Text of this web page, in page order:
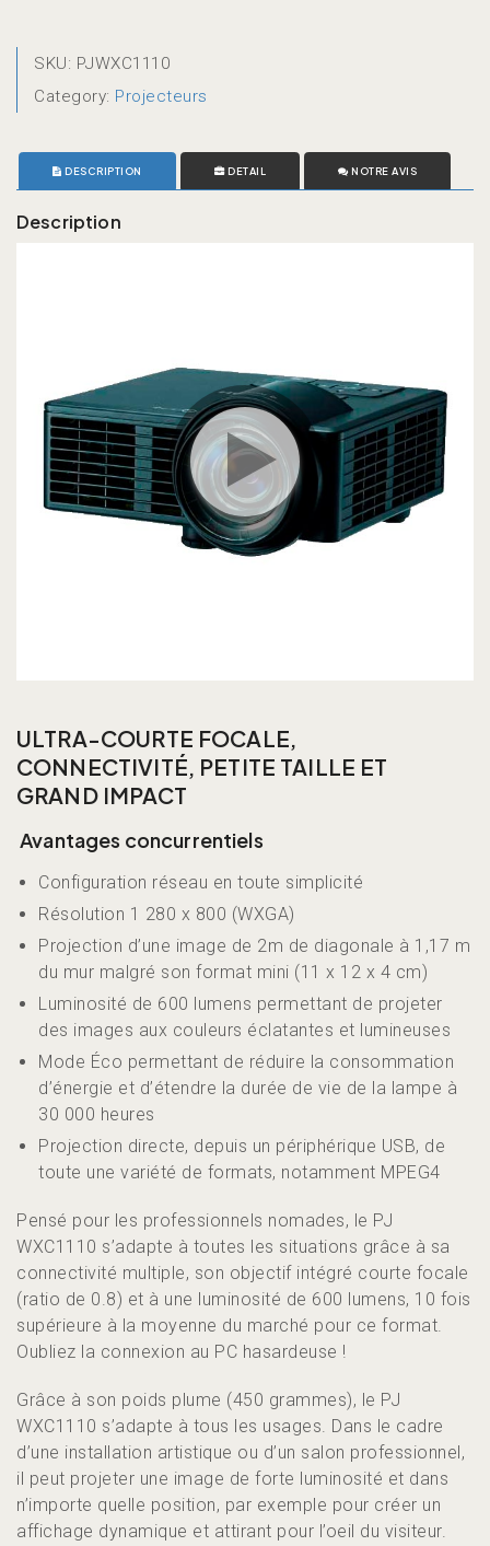
SKU: PJWXC1110
Category: Projecteurs
DESCRIPTION DETAIL NOTRE AVIS
Description
play
ULTRA-COURTE FOCALE,
CONNECTIVITÉ, PETITE TAILLE ET
GRAND IMPACT
Avantages concurrentiels
Configuration réseau en toute simplicité
Résolution 1 280 x 800 (WXGA)
Projection d’une image de 2m de diagonale à 1,17 m
du mur malgré son format mini (11 x 12 x 4 cm)
Luminosité de 600 lumens permettant de projeter
des images aux couleurs éclatantes et lumineuses
Mode Éco permettant de réduire la consommation
d’énergie et d’étendre la durée de vie de la lampe à
30 000 heures
Projection directe, depuis un périphérique USB, de
toute une variété de formats, notamment MPEG4
Pensé pour les professionnels nomades, le PJ
WXC1110 s’adapte à toutes les situations grâce à sa
connectivité multiple, son objectif intégré courte focale
(ratio de 0.8) et à une luminosité de 600 lumens, 10 fois
supérieure à la moyenne du marché pour ce format.
Oubliez la connexion au PC hasardeuse !
Grâce à son poids plume (450 grammes), le PJ
WXC1110 s’adapte à tous les usages. Dans le cadre
d’une installation artistique ou d’un salon professionnel,
il peut projeter une image de forte luminosité et dans
n’importe quelle position, par exemple pour créer un
affichage dynamique et attirant pour l’oeil du visiteur.